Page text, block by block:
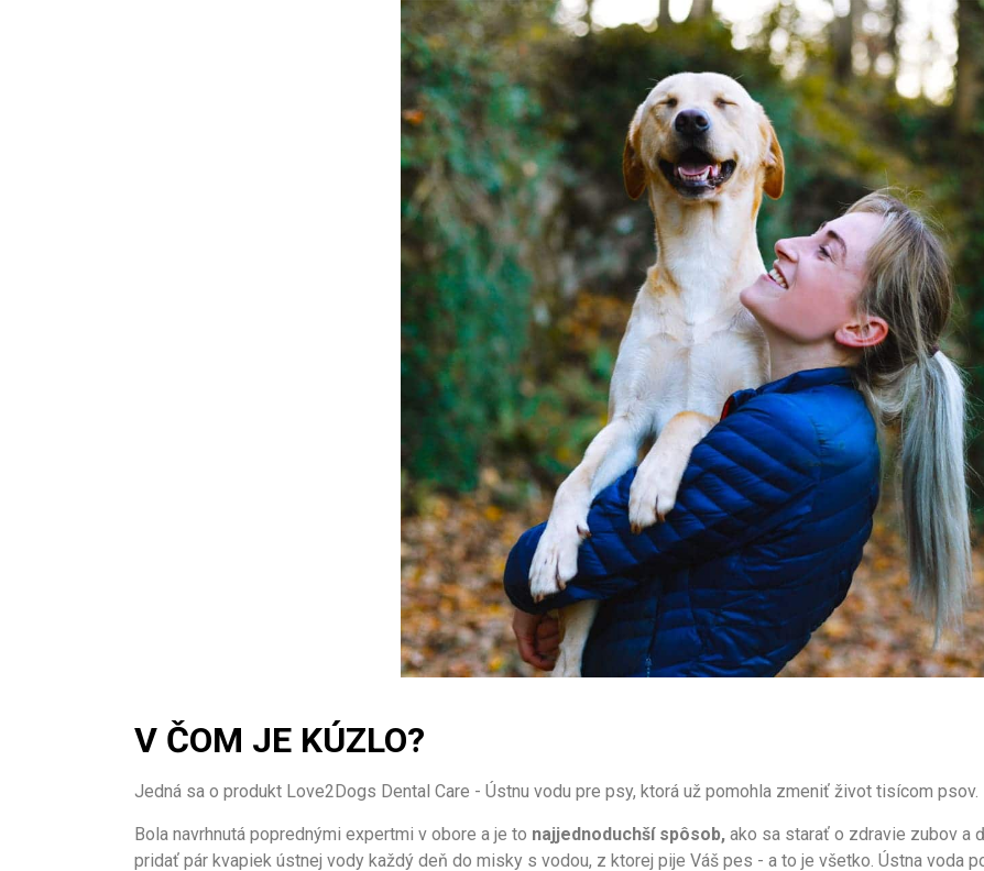
V ČOM JE KÚZLO?
Jedná sa o produkt Love2Dogs Dental Care - Ústnu vodu pre psy, ktorá už pomohla zmeniť život tisícom psov.
Bola navrhnutá poprednými expertmi v obore a je to najjednoduchší spôsob, ako sa starať o zdravie zubov a
pridať pár kvapiek ústnej vody každý deň do misky s vodou, z ktorej pije Váš pes - a to je všetko. Ústna voda